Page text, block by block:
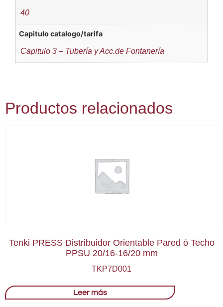
40
Capitulo catalogo/tarifa
Capitulo 3 – Tubería y Acc.de Fontanería
Productos relacionados
Tenki PRESS Distribuidor Orientable Pared ó Techo
PPSU 20/16-16/20 mm
TKP7D001
Leer más